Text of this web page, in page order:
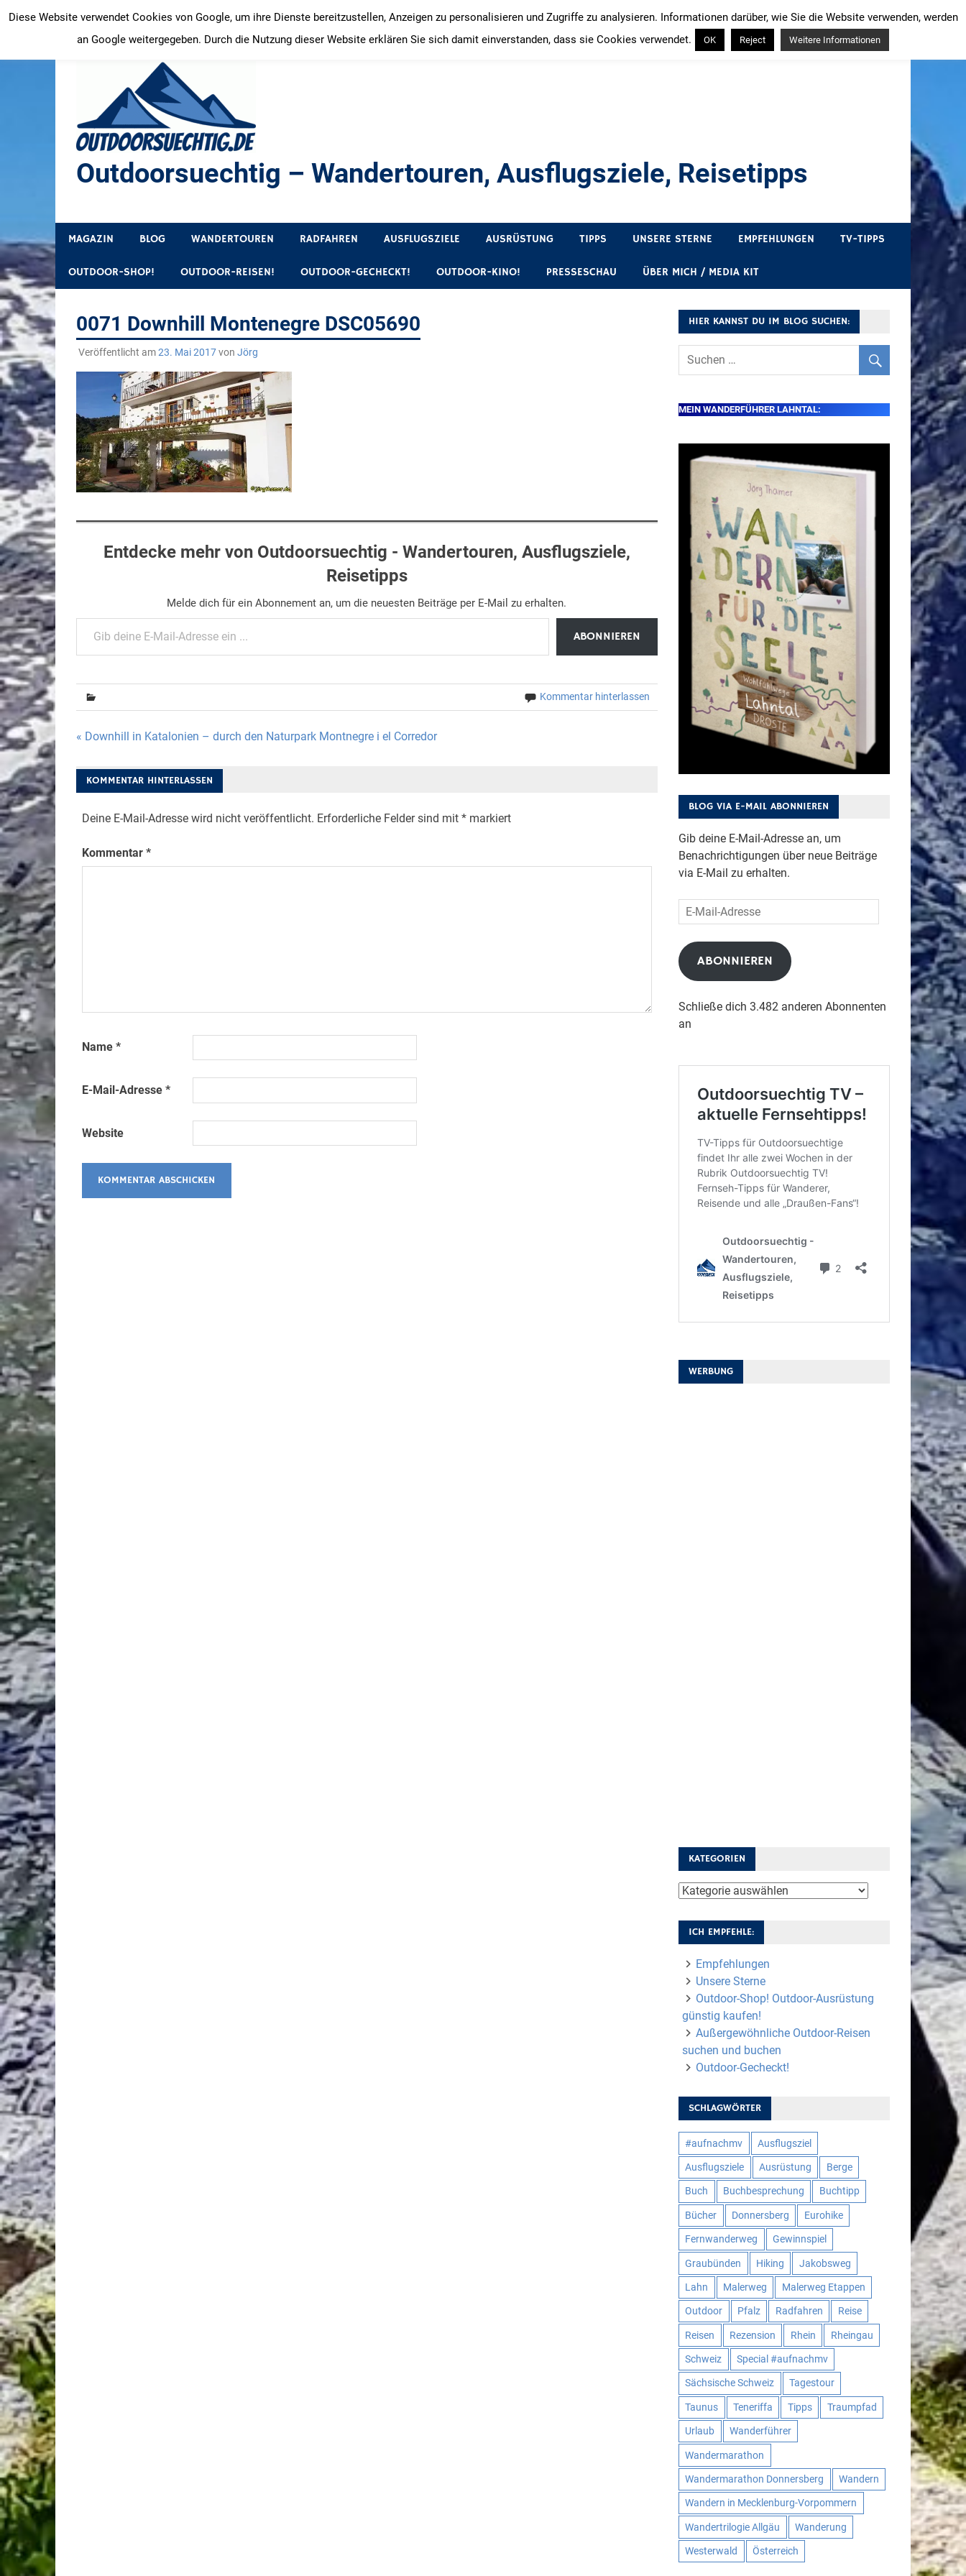
Inhalt
springen
Outdoorsuechtig – Wandertouren, Ausflugsziele, Reisetipps
MAGAZIN BLOG WANDERTOUREN RADFAHREN AUSFLUGSZIELE AUSRÜSTUNG TIPPS UNSERE STERNE EMPFEHLUNGEN TV-TIPPS
OUTDOOR-SHOP! OUTDOOR-REISEN! OUTDOOR-GECHECKT! OUTDOOR-KINO! PRESSESCHAU ÜBER MICH / MEDIA KIT
0071 Downhill Montenegre DSC05690
Veröffentlicht am23. Mai 2017von Jörg
Entdecke mehr von Outdoorsuechtig - Wandertouren, Ausflugsziele,
Reisetipps
Melde dich für ein Abonnement an, um die neuesten Beiträge per E-Mail zu erhalten.
Gib deine E-Mail-Adresse ein ...
ABONNIEREN
Kommentar hinterlassen
Beitragsnavigation
« Downhill in Katalonien – durch den Naturpark Montnegre i el Corredor
KOMMENTAR HINTERLASSEN
Deine E-Mail-Adresse wird nicht veröffentlicht. Erforderliche Felder sind mit *markiert
Kommentar *
Name *
E-Mail-Adresse *
Website
HIER KANNST DU IM BLOG SUCHEN:
MEIN WANDERFÜHRER LAHNTAL:
BLOG VIA E-MAIL ABONNIEREN
Gib deine E-Mail-Adresse an, um
Benachrichtigungen über neue Beiträge
via E-Mail zu erhalten.
E-
Mail-
Adresse
ABONNIEREN
Schließe dich 3.482 anderen Abonnenten
an
WERBUNG
KATEGORIEN
Kategorien
ICH EMPFEHLE:
Empfehlungen
Unsere Sterne
Outdoor-Shop! Outdoor-Ausrüstung
günstig kaufen!
Außergewöhnliche Outdoor-Reisen
suchen und buchen
Outdoor-Gecheckt!
SCHLAGWÖRTER
#aufnachmv Ausflugsziel
Ausflugsziele Ausrüstung Berge
Buch Buchbesprechung Buchtipp
Bücher Donnersberg Eurohike
Fernwanderweg Gewinnspiel
Graubünden Hiking Jakobsweg
Lahn Malerweg Malerweg Etappen
Outdoor Pfalz Radfahren Reise
Reisen Rezension Rhein Rheingau
Schweiz Special #aufnachmv
Sächsische Schweiz Tagestour
Taunus Teneriffa Tipps Traumpfad
Urlaub Wanderführer
Wandermarathon
Wandermarathon Donnersberg Wandern
Wandern in Mecklenburg-Vorpommern
Wandertrilogie Allgäu Wanderung
Westerwald Österreich
Diese Website verwendet Cookies von Google, um ihre Dienste bereitzustellen, Anzeigen zu personalisieren und Zugriffe zu analysieren. Informationen darüber, wie Sie die Website verwenden, werden
an Google weitergegeben. Durch die Nutzung dieser Website erklären Sie sich damit einverstanden, dass sie Cookies verwendet.
OK Reject Weitere Informationen